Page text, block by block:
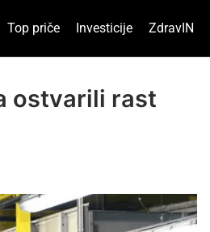
Top priče Investicije ZdravIN
ostvarili rast